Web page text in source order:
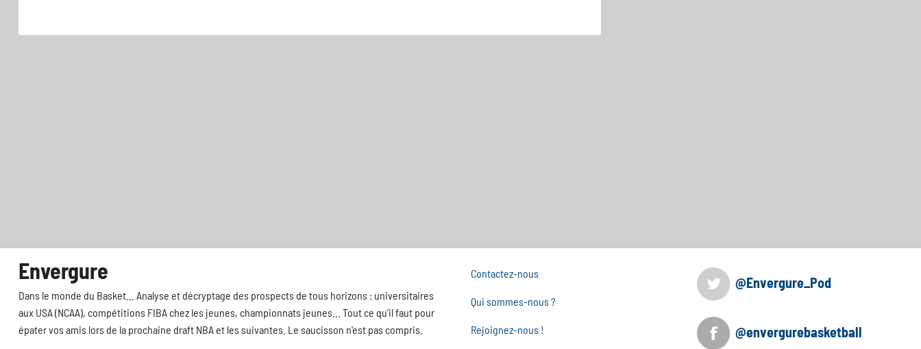
Envergure
Dans le monde du Basket... Analyse et décryptage des prospects de tous horizons : universitaires
aux USA (NCAA), compétitions FIBA chez les jeunes, championnats jeunes... Tout ce qu'il faut pour
épater vos amis lors de la prochaine draft NBA et les suivantes. Le saucisson n'est pas compris.
Contactez-nous
Qui sommes-nous ?
Rejoignez-nous !
@Envergure_Pod
@envergurebasketball